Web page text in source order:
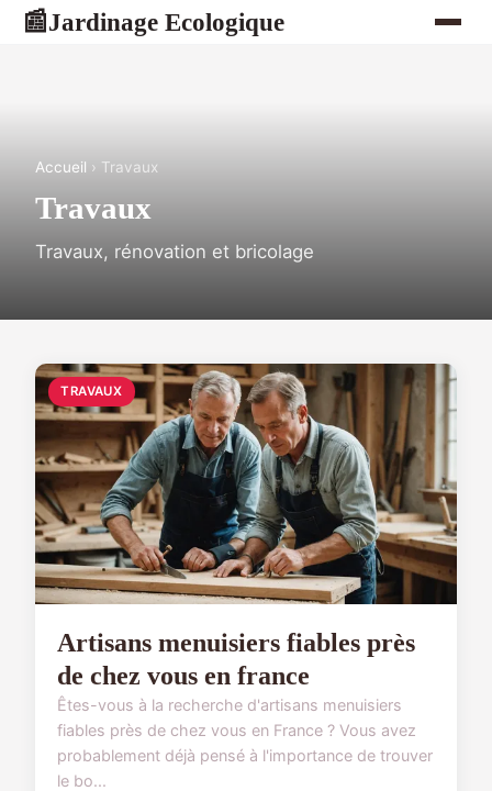
📰Jardinage Ecologique
Accueil › Travaux
Travaux
Travaux, rénovation et bricolage
TRAVAUX
Artisans menuisiers fiables près
de chez vous en france
Êtes-vous à la recherche d'artisans menuisiers
fiables près de chez vous en France ? Vous avez
probablement déjà pensé à l'importance de trouver
le bo...